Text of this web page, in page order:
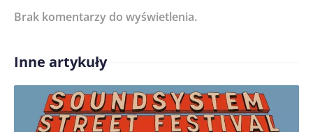
Treść komentarza*
Imię/ Nick*
Brak komentarzy do wyświetlenia.
Inne artykuły